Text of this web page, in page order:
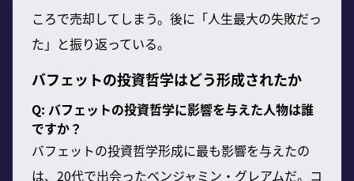
ころで売却してしまう。後に「人生最大の失敗だっ
た」と振り返っている。
バフェットの投資哲学はどう形成されたか
Q: バフェットの投資哲学に影響を与えた人物は誰
ですか？
バフェットの投資哲学形成に最も影響を与えたの
は、20代で出会ったベンジャミン・グレアムだ。コ